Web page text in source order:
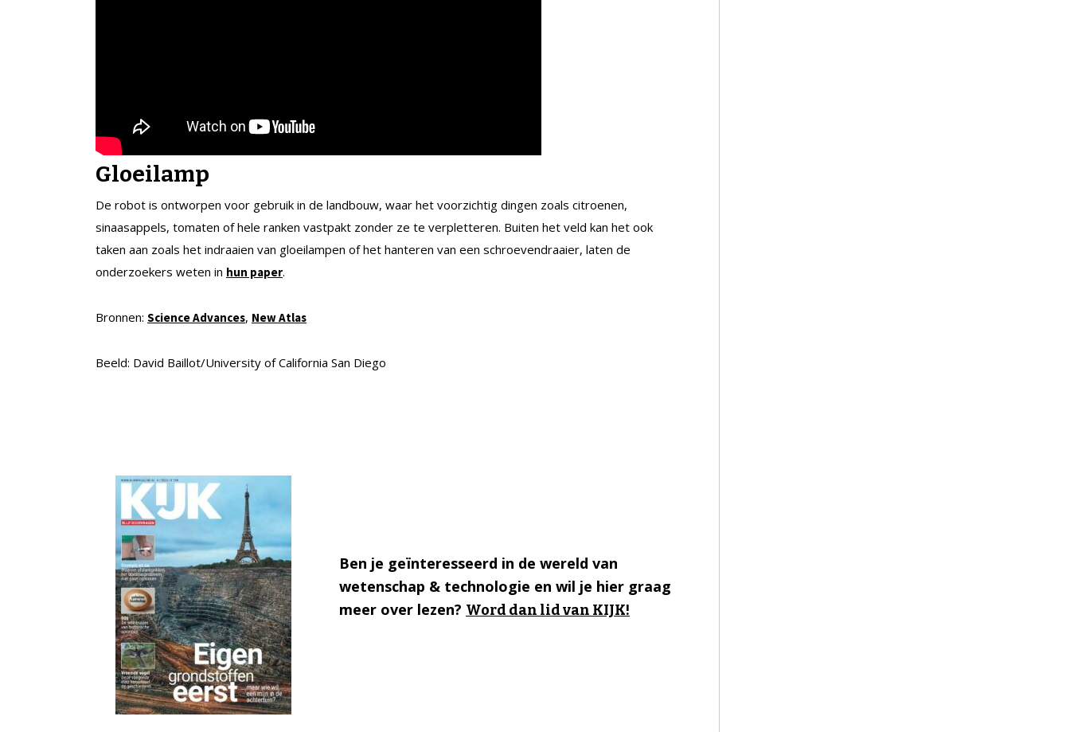
Gloeilamp
De robot is ontworpen voor gebruik in de landbouw, waar het voorzichtig dingen zoals citroenen,
sinaasappels, tomaten of hele ranken vastpakt zonder ze te verpletteren. Buiten het veld kan het ook
taken aan zoals het indraaien van gloeilampen of het hanteren van een schroevendraaier, laten de
onderzoekers weten in hun paper.
Bronnen: Science Advances, New Atlas
Beeld: David Baillot/University of California San Diego
Ben je geïnteresseerd in de wereld van
wetenschap & technologie en wil je hier graag
meer over lezen? Word dan lid van KIJK!